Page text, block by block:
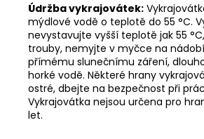
Údržba vykrajovátek:
mýdlové vodě o teplotě do 55 °C.
nevystavujte vyšší teplotě jak 55
trouby, nemyjte v myčce na
přímému slunečnímu záření,
horké vodě. Některé hrany
ostré, dbejte na bezpečnost při
Vykrajovátka nejsou určena pro
let.